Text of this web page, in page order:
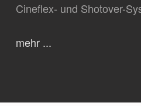
Cineflex- und Shotover-
mehr ...